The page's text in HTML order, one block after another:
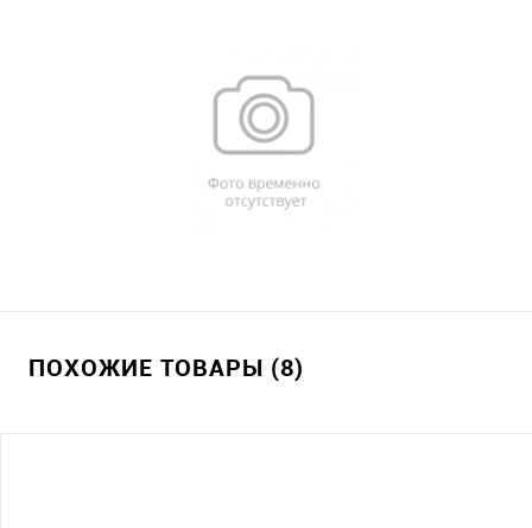
ПОХОЖИЕ ТОВАРЫ (8)